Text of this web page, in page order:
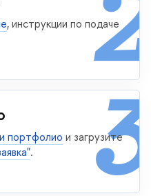
2
, инструкции по подаче
3
портфолио и загрузите
.